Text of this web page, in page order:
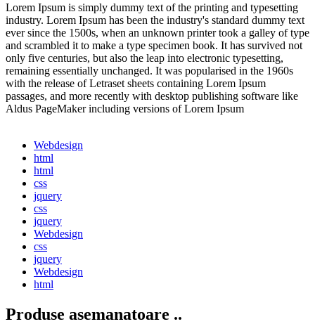
Lorem Ipsum is simply dummy text of the printing and typesetting
industry. Lorem Ipsum has been the industry's standard dummy text
ever since the 1500s, when an unknown printer took a galley of type
and scrambled it to make a type specimen book. It has survived not
only five centuries, but also the leap into electronic typesetting,
remaining essentially unchanged. It was popularised in the 1960s
with the release of Letraset sheets containing Lorem Ipsum
passages, and more recently with desktop publishing software like
Aldus PageMaker including versions of Lorem Ipsum
Webdesign
html
html
css
jquery
css
jquery
Webdesign
css
jquery
Webdesign
html
Produse asemanatoare ..